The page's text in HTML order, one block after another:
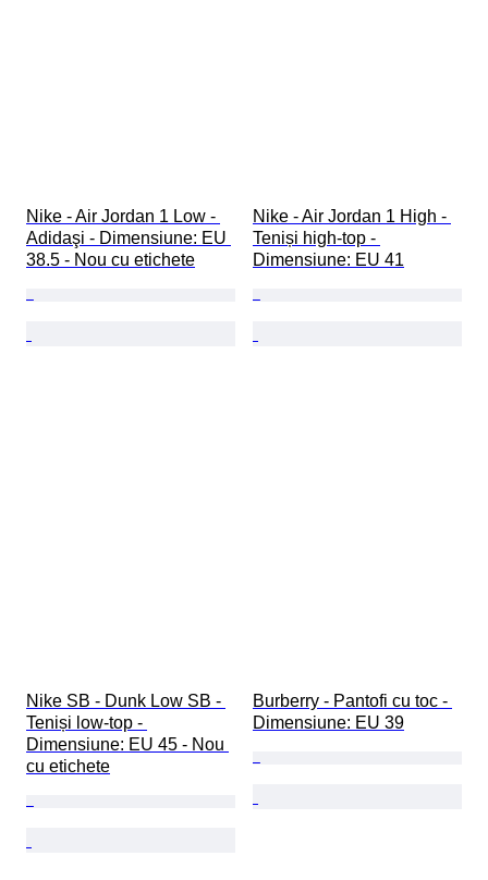
Nike - Air Jordan 1 Low -
Adidaşi - Dimensiune: EU
38.5 - Nou cu etichete
Nike - Air Jordan 1 High -
Teniși high-top -
Dimensiune: EU 41
Nike SB - Dunk Low SB -
Teniși low-top -
Dimensiune: EU 45 - Nou
cu etichete
Burberry - Pantofi cu toc -
Dimensiune: EU 39